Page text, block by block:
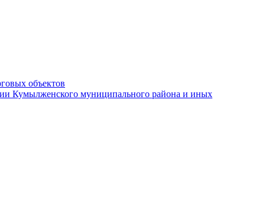
объектов
Кумылженского муниципального района и иных